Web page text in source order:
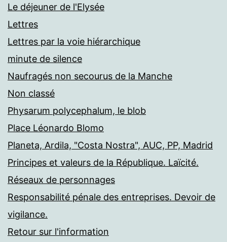
Le déjeuner de l'Elysée
Lettres
Lettres par la voie hiérarchique
minute de silence
Naufragés non secourus de la Manche
Non classé
Physarum polycephalum, le blob
Place Léonardo Blomo
Planeta, Ardila, "Costa Nostra", AUC, PP, Madrid
Principes et valeurs de la République. Laïcité.
Réseaux de personnages
Responsabilité pénale des entreprises. Devoir de
vigilance.
Retour sur l'information